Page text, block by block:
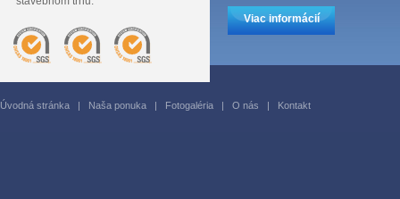
Viac informácií
Úvodná stránka | Naša ponuka | Fotogaléria | O nás | Kontakt